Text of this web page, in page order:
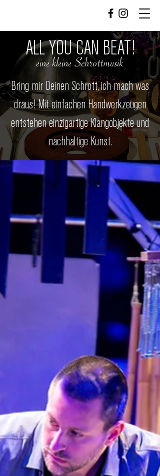
ALL YOU CAN BEAT!
eine kleine Schrottmusik
Bring mir Deinen Schrott, ich mach was
draus! Mit einfachen Handwerkzeugen
entstehen einzigartige Klangobjekte und
nachhaltige Kunst.